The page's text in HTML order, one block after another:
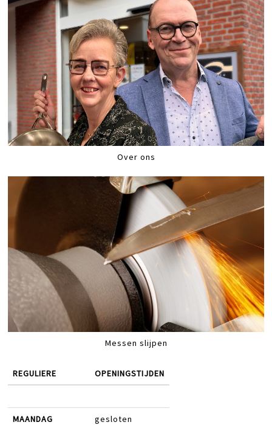
Over ons
Messen slijpen
REGULIERE OPENINGSTIJDEN
MAANDAG gesloten